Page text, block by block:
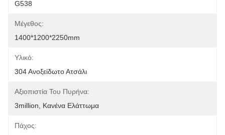
G538
Μέγεθος:
1400*1200*2250mm
Υλικό:
304 Ανοξείδωτο Ατσάλι
Αξιοπιστία Του Πυρήνα:
3million, Κανένα Ελάττωμα
Πάχος: